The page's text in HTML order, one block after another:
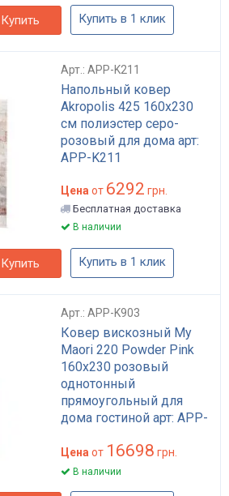
Купить Купить в 1 клик
Арт.: APP-K211
Напольный ковер
Akropolis 425 160x230
см полиэстер серо-
розовый для дома арт:
APP-K211
Цена от 6292 грн.
Бесплатная доставка
В наличии
Купить Купить в 1 клик
Арт.: APP-K903
Ковер вискозный My
Maori 220 Powder Pink
160x230 розовый
однотонный
прямоугольный для
дома гостиной арт: APP-
Цена от 16698 грн.
В наличии